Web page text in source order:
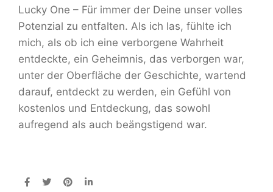
Lucky One – Für immer der Deine unser volles
Potenzial zu entfalten. Als ich las, fühlte ich
mich, als ob ich eine verborgene Wahrheit
entdeckte, ein Geheimnis, das verborgen war,
unter der Oberfläche der Geschichte, wartend
darauf, entdeckt zu werden, ein Gefühl von
kostenlos und Entdeckung, das sowohl
aufregend als auch beängstigend war.